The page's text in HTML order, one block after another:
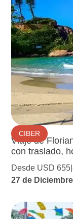
CIBER
Viaje de
con traslado,
Desde USD 655
27 de